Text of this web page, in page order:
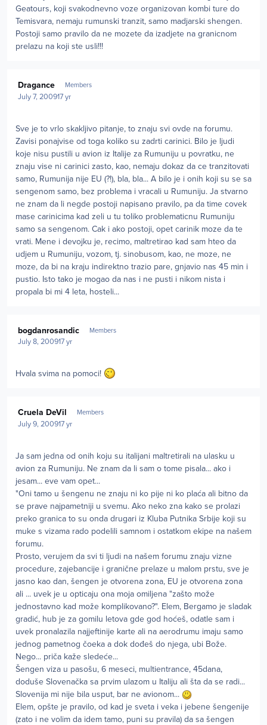
Geatours, koji svakodnevno voze organizovan kombi ture do
Temisvara, nemaju rumunski tranzit, samo madjarski shengen.
Postoji samo pravilo da ne mozete da izadjete na granicnom
prelazu na koji ste usli!!!
Dragance Members
July 7, 200917 yr
Sve je to vrlo skakljivo pitanje, to znaju svi ovde na forumu.
Zavisi ponajvise od toga koliko su zadrti carinici. Bilo je ljudi
koje nisu pustili u avion iz Italije za Rumuniju u povratku, ne
znaju vise ni carinici zasto, kao, nemaju dokaz da ce tranzitovati
samo, Rumunija nije EU (?!), bla, bla... A bilo je i onih koji su se sa
sengenom samo, bez problema i vracali u Rumuniju. Ja stvarno
ne znam da li negde postoji napisano pravilo, pa da time covek
mase carinicima kad zeli u tu toliko problematicnu Rumuniju
samo sa sengenom. Cak i ako postoji, opet carinik moze da te
vrati. Mene i devojku je, recimo, maltretirao kad sam hteo da
udjem u Rumuniju, vozom, tj. sinobusom, kao, ne moze, ne
moze, da bi na kraju indirektno trazio pare, gnjavio nas 45 min i
pustio. Isto tako je mogao da nas i ne pusti i nikom nista i
propala bi mi 4 leta, hosteli...
bogdanrosandic Members
July 8, 200917 yr
Hvala svima na pomoci!
Cruela DeVil Members
July 9, 200917 yr
Ja sam jedna od onih koju su italijani maltretirali na ulasku u
avion za Rumuniju. Ne znam da li sam o tome pisala... ako i
jesam... eve vam opet...
"Oni tamo u šengenu ne znaju ni ko pije ni ko plaća ali bitno da
se prave najpametniji u svemu. Ako neko zna kako se prolazi
preko granica to su onda drugari iz Kluba Putnika Srbije koji su
muke s vizama rado podelili samnom i ostatkom ekipe na našem
forumu.
Prosto, verujem da svi ti ljudi na našem forumu znaju vizne
procedure, zajebancije i granične prelaze u malom prstu, sve je
jasno kao dan, šengen je otvorena zona, EU je otvorena zona
ali ... uvek je u opticaju ona moja omiljena "zašto može
jednostavno kad može komplikovano?". Elem, Bergamo je sladak
gradić, hub je za gomilu letova gde god hoćeš, odatle sam i
uvek pronalazila najjeftinije karte ali na aerodrumu imaju samo
jednog pametnog čoeka a dok dođeš do njega, ubi Bože.
Nego... priča kaže sledeće...
Šengen viza u pasošu, 6 meseci, multientrance, 45dana,
doduše Slovenačka sa prvim ulazom u Italiju ali šta da se radi...
Slovenija mi nije bila usput, bar ne avionom...
Elem, opšte je pravilo, od kad je sveta i veka i jebene šengenije
(zato i ne volim da idem tamo, puni su pravila) da sa šengen